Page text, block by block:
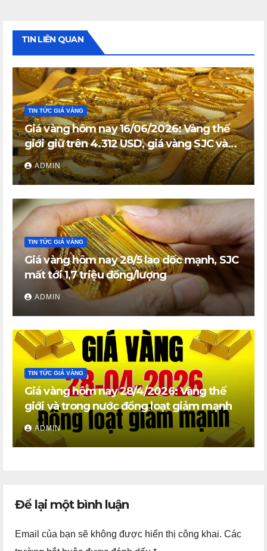
TIN LIÊN QUAN
TIN TỨC GIÁ VÀNG
Giá vàng hôm nay 16/06/2026: Vàng thế
giới giữ trên 4.312 USD, giá vàng SJC và
vàng nhẫn trong nước đi ngang
ADMIN
TIN TỨC GIÁ VÀNG
Giá vàng hôm nay 28/5 lao dốc mạnh, SJC
mất tới 1,7 triệu đồng/lượng
ADMIN
TIN TỨC GIÁ VÀNG
Giá vàng hôm nay 28/4/2026: Vàng thế
giới và trong nước đồng loạt giảm mạnh
ADMIN
Để lại một bình luận
Email của bạn sẽ không được hiển thị công khai. Các